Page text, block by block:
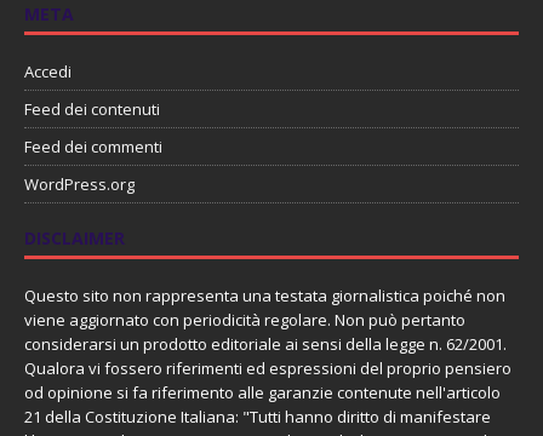
META
Accedi
Feed dei contenuti
Feed dei commenti
WordPress.org
DISCLAIMER
Questo sito non rappresenta una testata giornalistica poiché non
viene aggiornato con periodicità regolare. Non può pertanto
considerarsi un prodotto editoriale ai sensi della legge n. 62/2001.
Qualora vi fossero riferimenti ed espressioni del proprio pensiero
od opinione si fa riferimento alle garanzie contenute nell'articolo
21 della Costituzione Italiana: "Tutti hanno diritto di manifestare